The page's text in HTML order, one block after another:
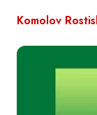
Komolov